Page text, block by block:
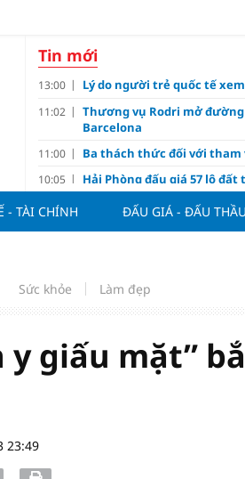
Tin mới
13:00 Lý do người trẻ quốc tế
11:02
Thương vụ Rodri mở
Barcelona
11:00 Ba thách thức đối với tham
10:05
Hải Phòng đấu giá 57 lô
triệu đồng/m2
09:10 Đề xuất nghỉ 4 ngày liên
07:15 V.League 2026/27 nới suất
18:05
Tử vi hôm nay, xem tử vi 12
việc chăm chỉ
- TÀI CHÍNH ĐẤU GIÁ - ĐẤU THẦU
Sức khỏe Làm đẹp
giấu mặt”
23:49